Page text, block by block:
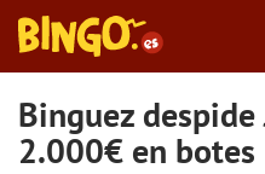
Binguez
2.000€ en botes